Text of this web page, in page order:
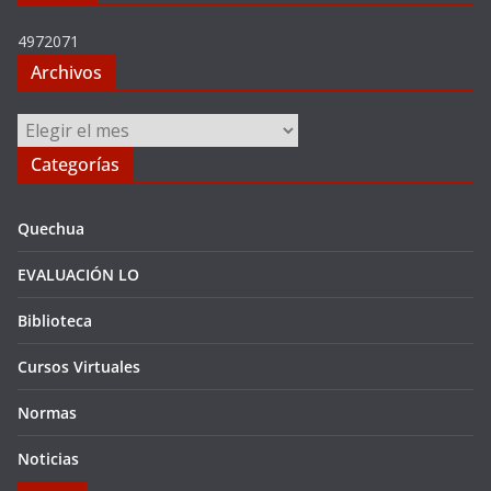
4972071
Archivos
Archivos
Categorías
Quechua
EVALUACIÓN LO
Biblioteca
Cursos Virtuales
Normas
Noticias